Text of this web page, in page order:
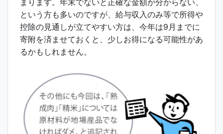
まります。年末でないと正確な金額が分からない、
という方も多いのですが、給与収入のみ等で所得や
控除の見通しが立てやすい方は、今年は9月までに
寄附を済ませておくと、少しお得になる可能性があ
るかもしれません。